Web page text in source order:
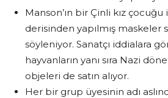
Manson’ın bir Çinli kız
derisinden yapılmış maskeler
söyleniyor. Sanatçı iddialara
hayvanların yanı sıra Nazi
objeleri de satın alıyor.
Her bir grup üyesinin adı